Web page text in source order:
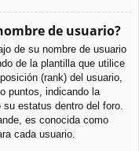
de usuario?
de su nombre de usuario
de la plantilla que utilice
(rank) del usuario,
puntos, indicando la
estatus dentro del foro.
es conocida como
cada usuario.